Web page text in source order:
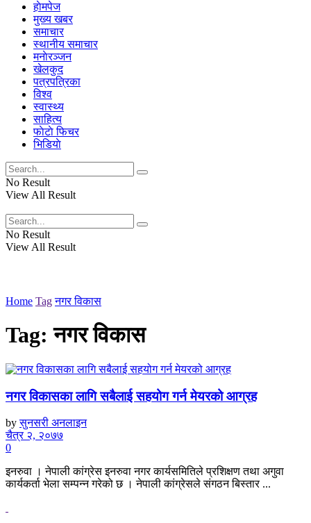
हाेमपेज
मुख्य खबर
समाचार
स्थानीय समाचार
मनाेरञ्जन
खेलकुद
पत्रपत्रिका
विश्व
स्वास्थ्य
साहित्य
फाेटाे फिचर
भिडियाे
No Result
View All Result
No Result
View All Result
Home Tag नगर विकास
Tag:नगर विकास
नगर विकासका लागि सबैलाई सहयोग गर्न मेयरको आग्रह
by सुनसरी अनलाइन
चैत्र २, २०७७
0
इनरुवा । नेपाली कांग्रेस इनरुवा नगर कार्यसमितिले प्रशिक्षण तथा अगुवा
कार्यकर्ता भेला सम्पन्न गरेको छ । नेपाली कांग्रेसले संगठन बिस्तार ...